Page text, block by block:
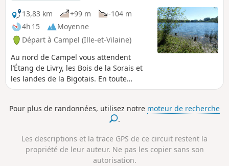
13,83 km
+99 m
-104 m
4h 15
Moyenne
Départ à Campel (Ille-et-Vilaine)
Au nord de Campel vous attendent
l’Étang de Livry, les Bois de la Sorais et
les landes de la Bigotais. En toute
saison, parcourez ces sentiers forestiers
les paysages qui se dévoilent à la sortie
Pour plus de randonnées, utilisez notre moteur de recherche
.
Les descriptions et la trace GPS de ce circuit restent la
propriété de leur auteur. Ne pas les copier sans son
autorisation.